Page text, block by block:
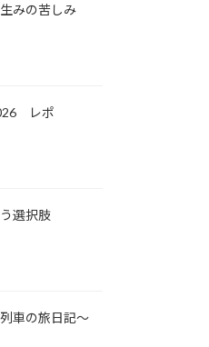
みの苦しみ
レポ
選択肢
車の旅日記～